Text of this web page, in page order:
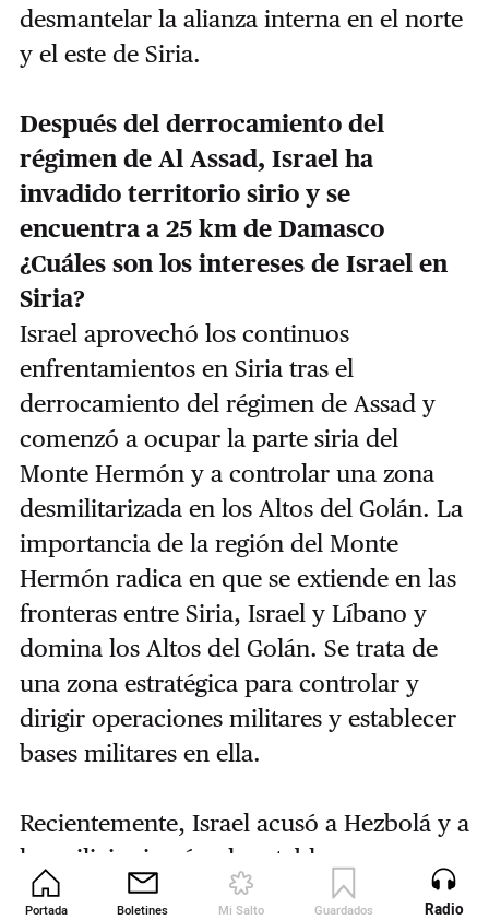
Portada Boletines Mi Salto Guardados Revista
desmantelar la alianza interna en el norte
y el este de Siria.
Después del derrocamiento del
régimen de Al Assad, Israel ha
invadido territorio sirio y se
encuentra a 25 km de Damasco
¿Cuáles son los intereses de Israel en
Siria?
Israel aprovechó los continuos
enfrentamientos en Siria tras el
derrocamiento del régimen de Assad y
comenzó a ocupar la parte siria del
Monte Hermón y a controlar una zona
desmilitarizada en los Altos del Golán. La
importancia de la región del Monte
Hermón radica en que se extiende en las
fronteras entre Siria, Israel y Líbano y
domina los Altos del Golán. Se trata de
una zona estratégica para controlar y
dirigir operaciones militares y establecer
bases militares en ella.
Recientemente, Israel acusó a Hezbolá y a
las milicias iraníes de establecer una
estructura militar en esta región. Es
Radio